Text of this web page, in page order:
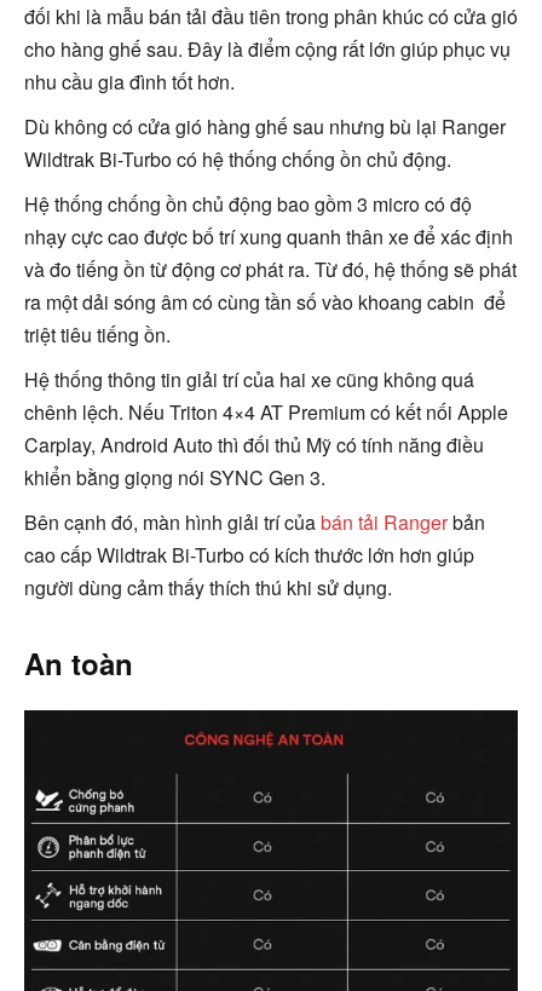
đối khi là mẫu bán tải đầu tiên trong phân khúc có cửa gió
cho hàng ghế sau. Đây là điểm cộng rất lớn giúp phục vụ
nhu cầu gia đình tốt hơn.
Dù không có cửa gió hàng ghế sau nhưng bù lại Ranger
Wildtrak Bi-Turbo có hệ thống chống ồn chủ động.
Hệ thống chống ồn chủ động bao gồm 3 micro có độ
nhạy cực cao được bố trí xung quanh thân xe để xác định
và đo tiếng ồn từ động cơ phát ra. Từ đó, hệ thống sẽ phát
ra một dải sóng âm có cùng tần số vào khoang cabin để
triệt tiêu tiếng ồn.
Hệ thống thông tin giải trí của hai xe cũng không quá
chênh lệch. Nếu Triton 4×4 AT Premium có kết nối Apple
Carplay, Android Auto thì đối thủ Mỹ có tính năng điều
khiển bằng giọng nói SYNC Gen 3.
Bên cạnh đó, màn hình giải trí củabán tải Rangerbản
cao cấp Wildtrak Bi-Turbo có kích thước lớn hơn giúp
người dùng cảm thấy thích thú khi sử dụng.
An toàn